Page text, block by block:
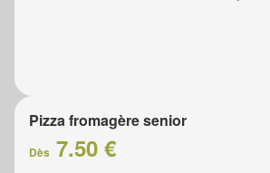
Pizza fromagère senior
Dès 7.50 €